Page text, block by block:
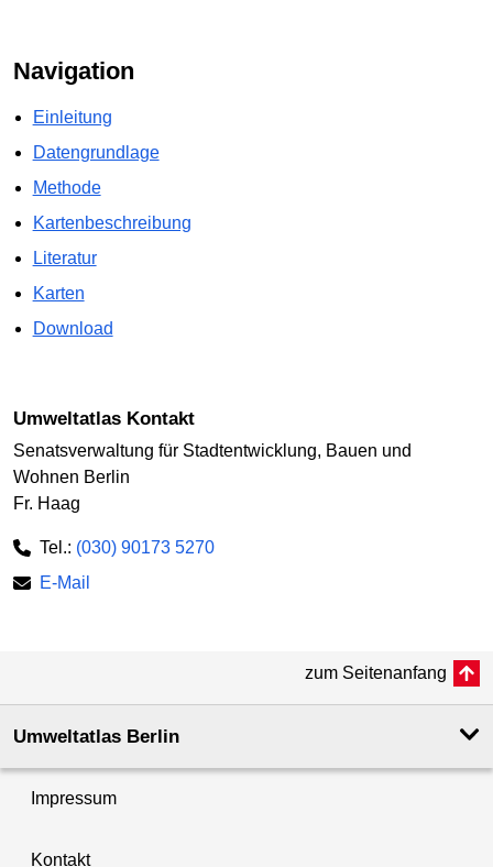
Navigation
Einleitung
Datengrundlage
Methode
Kartenbeschreibung
Literatur
Karten
Download
Umweltatlas Kontakt
Senatsverwaltung für Stadtentwicklung, Bauen und
Wohnen Berlin
Fr. Haag
Tel.: (030) 90173 5270
E-Mail
zum Seitenanfang
Umweltatlas Berlin
Impressum
Kontakt